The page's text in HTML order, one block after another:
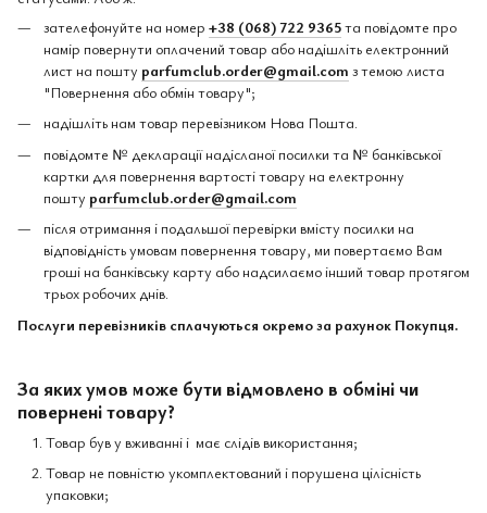
зателефонуйте на номер +38 (068) 722 9365та повідомте про
намір повернути оплачений товар або надішліть електронний
лист на пошту parfumclub.order@gmail.com з темою листа
"Повернення або обмін товару";
надішліть нам товар перевізником Нова Пошта.
повідомте № декларації надісланої посилки та № банківської
картки для повернення вартості товару на електронну
пошту parfumclub.order@gmail.com
після отримання і подальшої перевірки вмісту посилки на
відповідність умовам повернення товару, ми повертаємо Вам
гроші на банківську карту або надсилаємо інший товар протягом
трьох робочих днів.
Послуги перевізників сплачуються окремо за рахунок Покупця.
За яких умов може бути відмовлено в обміні чи
повернені товару?
Товар був у вживанні і має слідів використання;
Товар не повністю укомплектований і порушена цілісність
упаковки;